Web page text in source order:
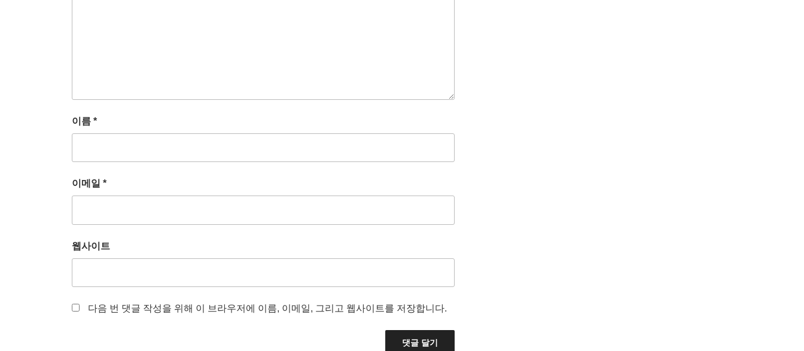
이름 *
이메일 *
웹사이트
다음 번 댓글 작성을 위해 이 브라우저에 이름, 이메일, 그리고 웹사이트를 저장합니다.